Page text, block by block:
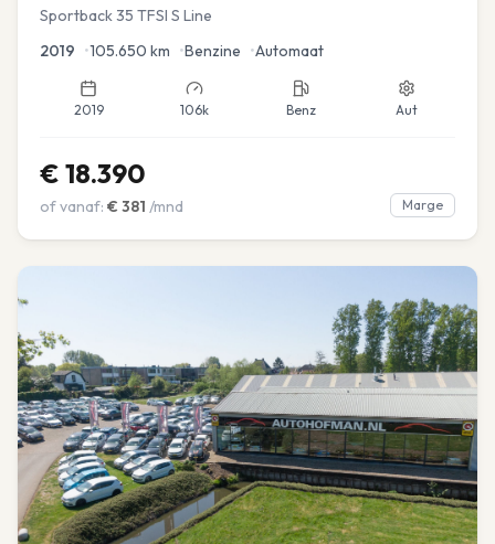
Sportback 35 TFSI S Line
2019 •105.650 km •Benzine •Automaat
2019 106k Benz Aut
€ 18.390
of vanaf: € 381 /mnd Marge